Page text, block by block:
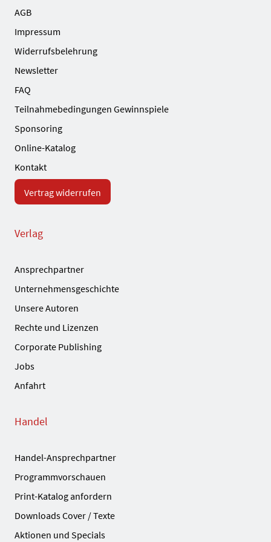
AGB
Impressum
Widerrufsbelehrung
Newsletter
FAQ
Teilnahmebedingungen Gewinnspiele
Sponsoring
Online-Katalog
Kontakt
Vertrag widerrufen
Verlag
Ansprechpartner
Unternehmensgeschichte
Unsere Autoren
Rechte und Lizenzen
Corporate Publishing
Jobs
Anfahrt
Handel
Handel-Ansprechpartner
Programmvorschauen
Print-Katalog anfordern
Downloads Cover / Texte
Aktionen und Specials